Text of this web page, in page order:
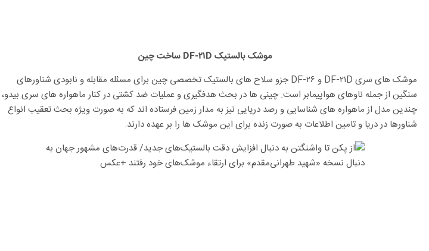
موشک بالستیک DF-۲۱D ساخت چین
موشک های سری DF-۲۱D و DF-۲۶ جزو سلاح های بالستیک تخصصی چین برای مسئله مقابله و نابودی شناورهای
سنگین از جمله ناوهای هواپیمابر است. چینی ها در بحث هدفگیری و عملیات ضد کشتی در کنار ماهواره های سری بیدو،
چندین مدل از ماهواره های شناسایی و رصد دریایی نیز به مدار زمین فرستاده اند که به صورت ویژه بحث تعقیب انواع
شناورها در دریا و تامین اطلاعات به صورت زنده برای این موشک ها را بر عهده دارند.